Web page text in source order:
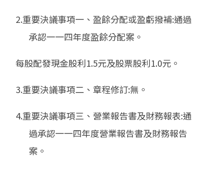
2.重要決議事項一、盈餘分配或盈虧撥補:通過
承認一一四年度盈餘分配案。
每股配發現金股利1.5元及股票股利1.0元。
3.重要決議事項二、章程修訂:無。
4.重要決議事項三、營業報告書及財務報表:通
過承認一一四年度營業報告書及財務報告
案。